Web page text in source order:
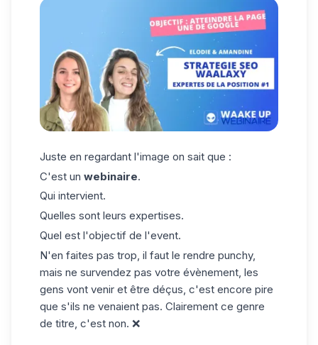
Juste en regardant l'image on sait que :
C'est un webinaire.
Qui intervient.
Quelles sont leurs expertises.
Quel est l'objectif de l'event.
N'en faites pas trop, il faut le rendre punchy,
mais ne survendez pas votre évènement, les
gens vont venir et être déçus, c'est encore pire
que s'ils ne venaient pas. Clairement ce genre
de titre, c'est non. ❌